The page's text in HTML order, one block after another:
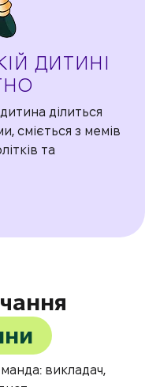
ДИТИНІ
ділиться
сміється з мемів
та
викладач,